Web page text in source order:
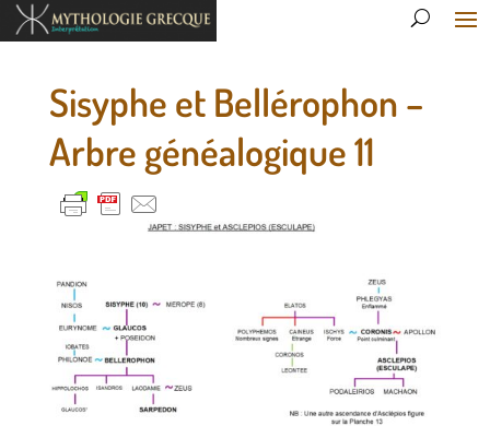
Sisyphe et Bellérophon –
Arbre généalogique 11